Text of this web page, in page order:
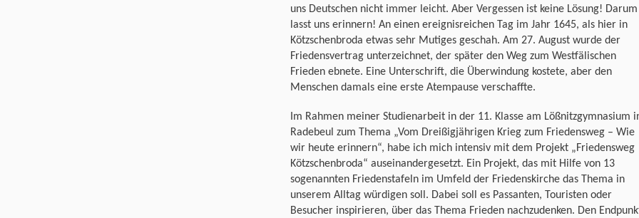
uns Deutschen nicht immer leicht. Aber Vergessen ist keine Lösung! Darum
lasst uns erinnern! An einen ereignisreichen Tag im Jahr 1645, als hier in
Kötzschenbroda etwas sehr Mutiges geschah. Am 27. August wurde der
Friedensvertrag unterzeichnet, der später den Weg zum Westfälischen
Frieden ebnete. Eine Unterschrift, die Überwindung kostete, aber den
Menschen damals eine erste Atempause verschaffte.
Im Rahmen meiner Studienarbeit in der 11. Klasse am Lößnitzgymnasium
Radebeul zum Thema „Vom Dreißigjährigen Krieg zum Friedensweg – Wie
wir heute erinnern“, habe ich mich intensiv mit dem Projekt „Friedensweg
Kötzschenbroda“ auseinandergesetzt. Ein Projekt, das mit Hilfe von 13
sogenannten Friedenstafeln im Umfeld der Friedenskirche das Thema in
unserem Alltag würdigen soll. Dabei soll es Passanten, Touristen oder
Besucher inspirieren, über das Thema Frieden nachzudenken. Den